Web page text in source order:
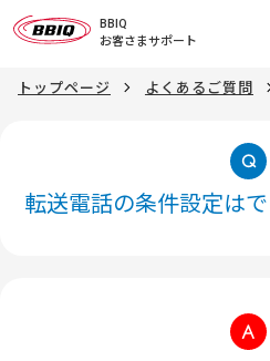
BBIQ
お客さまサポート
トップページ よくあるご質問
転送電話の条件設定は